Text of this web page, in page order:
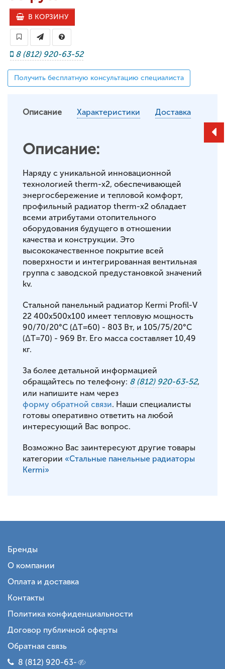
В КОРЗИНУ
8 (812) 920-63-52
Получить бесплатную консультацию специалиста
Описание Характеристики Доставка
Описание:
Наряду с уникальной инновационной
технологией therm-x2, обеспечивающей
энергосбережение и тепловой комфорт,
профильный радиатор therm-x2 обладает
всеми атрибутами отопительного
оборудования будущего в отношении
качества и конструкции. Это
высококачественное покрытие всей
поверхности и интегрированная вентильная
группа с заводской предустановкой значений
kv.
Стальной панельный радиатор Kermi Profil-V
22 400x500x100 имеет тепловую мощность
90/70/20°С (ΔT=60) - 803 Вт, и 105/75/20°С
(ΔT=70) - 969 Вт. Его масса составляет 10,49
кг.
За более детальной информацией
обращайтесь по телефону: 8 (812) 920-63-52,
или напишите нам через
форму обратной связи. Наши специалисты
готовы оперативно ответить на любой
интересующий Вас вопрос.
Возможно Вас заинтересуют другие товары
категории «Стальные панельные радиаторы
Kermi»
Бренды
О компании
Оплата и доставка
Контакты
Политика конфиденциальности
Договор публичной оферты
Обратная связь
8 (812) 920-63-